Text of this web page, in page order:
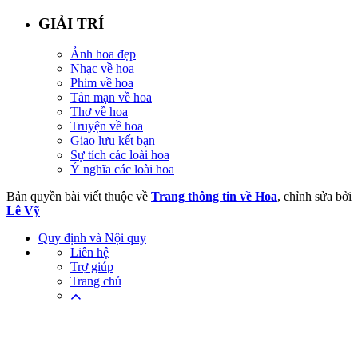
GIẢI TRÍ
Ảnh hoa đẹp
Nhạc về hoa
Phim về hoa
Tản mạn về hoa
Thơ về hoa
Truyện về hoa
Giao lưu kết bạn
Sự tích các loài hoa
Ý nghĩa các loài hoa
Bản quyền bài viết thuộc về Trang thông tin về Hoa, chỉnh sửa bởi
Lê Vỹ
Quy định và Nội quy
Liên hệ
Trợ giúp
Trang chủ